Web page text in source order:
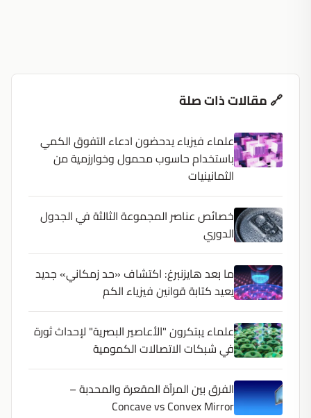
🔗 مقالات ذات صلة
علماء فيزياء يدحضون ادعاء التفوق الكمي
باستخدام حاسوب محمول وخوارزمية من
الثمانينيات
خصائص عناصر المجموعة الثالثة في الجدول
الدوري
ما بعد هايزنبرغ: اكتشاف «حد زمكاني» جديد
يعيد كتابة قوانين فيزياء الكم
علماء يبتكرون "الأعاصير البصرية" لإحداث ثورة
في شبكات الاتصالات الكمومية
الفرق بين المرآة المقعرة والمحدبة –
Concave vs Convex Mirror